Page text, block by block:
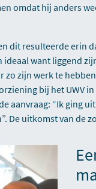
omdat hij anders
dit resulteerde erin
ideaal want liggend
zo zijn werk te
bij het UWV
aanvraag: “Ik ging
De uitkomst van de